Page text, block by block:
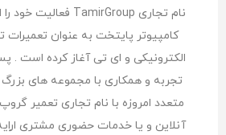
کامپیوتر پایتخت به عنوان
الکترونیکی و ای تی آغاز کرده است .
تجربه و همکاری با مجموعه های
متعدد امروزه با نام تجاری تعمیر
آنلاین و یا خدمات حضوری مشتری